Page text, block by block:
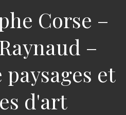
Corse –
–
et
d'art